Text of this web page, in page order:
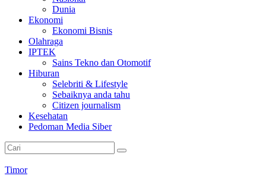
Dunia
Ekonomi
Ekonomi Bisnis
Olahraga
IPTEK
Sains Tekno dan Otomotif
Hiburan
Selebriti & Lifestyle
Sebaiknya anda tahu
Citizen journalism
Kesehatan
Pedoman Media Siber
Timor